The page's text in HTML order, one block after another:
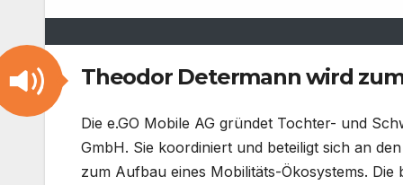
Theodor Determann wird
Die e.GO Mobile AG gründet Tochter- und
GmbH. Sie koordiniert und beteiligt sich an
zum Aufbau eines Mobilitäts-Ökosystems.